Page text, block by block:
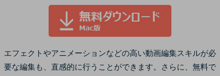
エフェクトやアニメーションなどの高い動画編集スキルが必
要な編集も、直感的に行うことができます。さらに、無料で